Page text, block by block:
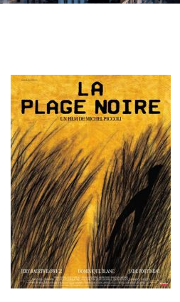
Misdaad
Musical
Oorlogsfilm
Romantische komedie
Thriller